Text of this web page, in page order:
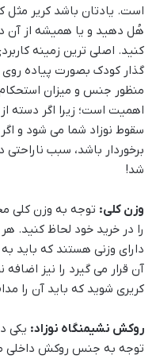
است. یادتان باشد کریر مثل
هُل دهید و یا همیشه از آن
کنید. اصلی ترین زمینه
گذار کودک بصورت پیاده
منظور جنس و میزان
اهمیت است؛ زیرا اگر دسته
سقوط نوزاد شما می شود و
برخوردار باشد، سبب
شد!
وزن کلی: توجه به وزن کلی
را در خرید خود لحاظ کنید.
دارای وزنی هستند که باید
آن قرار می گیرد را نیز
کریری شوید که باید آن را
روکش نشیمنگاه نوزاد: یکی
توجه به جنس روکش داخلی